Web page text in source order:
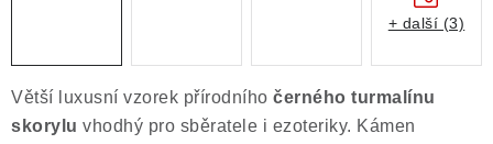
Větší luxusní vzorek přírodního černého turmalínu
skorylu vhodhý pro sběratele i ezoteriky. Kámen
+ další (3)